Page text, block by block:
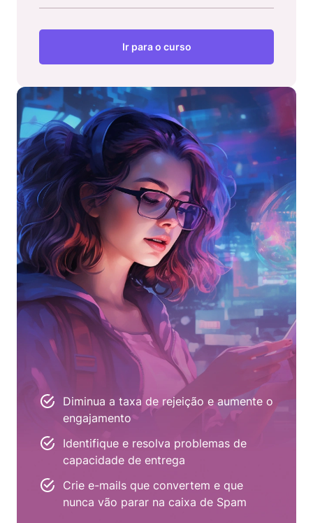
Ir para o curso
Diminua a taxa de rejeição e aumente o
engajamento
Identifique e resolva problemas de
capacidade de entrega
Crie e-mails que convertem e que
nunca vão parar na caixa de Spam